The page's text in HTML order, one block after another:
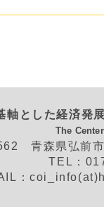
軸とした経済発
The
青森県弘前
TEL：
：